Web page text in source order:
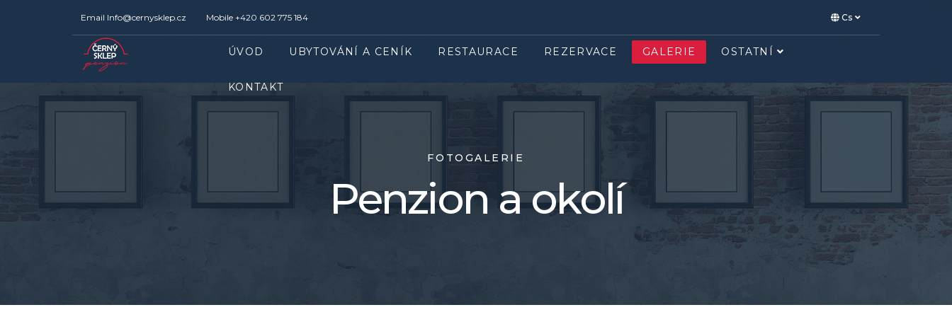
Email Info@cernysklep.cz Mobile +420 602 775 184 Cs
ÚVOD UBYTOVÁNÍ A CENÍK RESTAURACE REZERVACE GALERIE OSTATNÍ
KONTAKT
FOTOGALERIE
Penzion a okolí